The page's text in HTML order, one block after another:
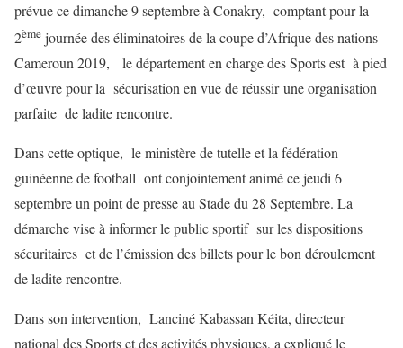
prévue ce dimanche 9 septembre à Conakry, comptant pour la
2ème journée des éliminatoires de la coupe d’Afrique des nations
Cameroun 2019, le département en charge des Sports est à pied
d’œuvre pour la sécurisation en vue de réussir une organisation
parfaite de ladite rencontre.
Dans cette optique, le ministère de tutelle et la fédération
guinéenne de football ont conjointement animé ce jeudi 6
septembre un point de presse au Stade du 28 Septembre. La
démarche vise à informer le public sportif sur les dispositions
sécuritaires et de l’émission des billets pour le bon déroulement
de ladite rencontre.
Dans son intervention, Lanciné Kabassan Kéita, directeur
national des Sports et des activités physiques, a expliqué le